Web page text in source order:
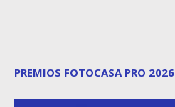
PREMIOS FOTOCASA PRO 2026